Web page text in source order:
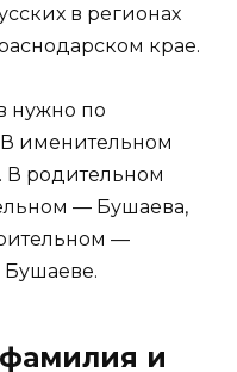
в регионах
крае.
нужно по
именительном
В родительном
— Бушаева,
—
и